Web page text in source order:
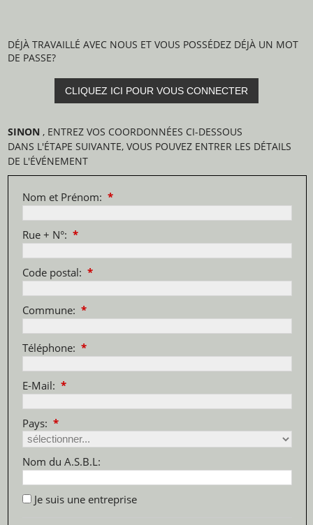
DÉJÀ TRAVAILLÉ AVEC NOUS ET VOUS POSSÉDEZ DÉJÀ UN MOT
DE PASSE?
CLIQUEZ ICI POUR VOUS CONNECTER
SINON, ENTREZ VOS COORDONNÉES CI-DESSOUS
DANS L'ÉTAPE SUIVANTE, VOUS POUVEZ ENTRER LES DÉTAILS
DE L'ÉVÉNEMENT
Nom et Prénom:*
Rue + N°:*
Code postal:*
Commune:*
Téléphone:*
E-Mail:*
Pays:*
Nom du A.S.B.L:
Je suis une entreprise